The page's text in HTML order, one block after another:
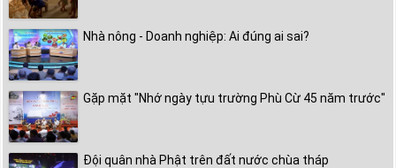
Nhà nông - Doanh nghiệp: Ai đúng ai sai?
Gặp mặt "Nhớ ngày tựu trường Phù Cừ 45 năm trước"
Đội quân nhà Phật trên đất nước chùa tháp